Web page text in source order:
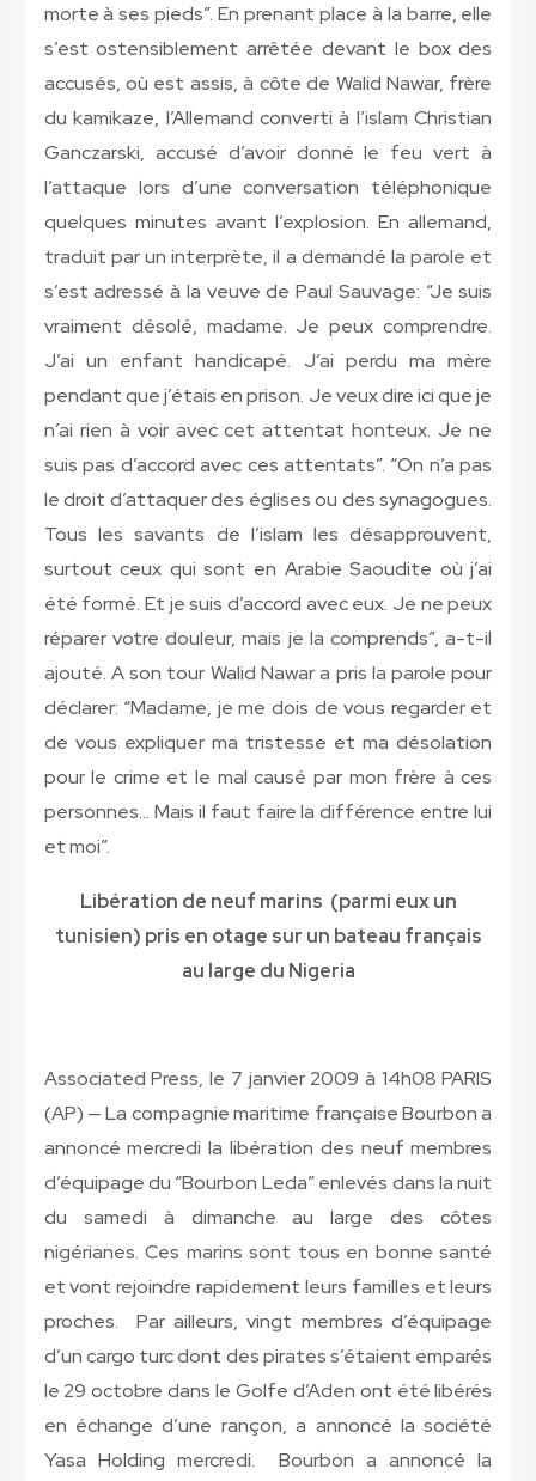
morte à ses pieds”. En prenant place à la barre, elle
s’est ostensiblement arrêtée devant le box des
accusés, où est assis, à côte de Walid Nawar, frère
du kamikaze, l’Allemand converti à l’islam Christian
Ganczarski, accusé d’avoir donné le feu vert à
l’attaque lors d’une conversation téléphonique
quelques minutes avant l’explosion. En allemand,
traduit par un interprète, il a demandé la parole et
s’est adressé à la veuve de Paul Sauvage: “Je suis
vraiment désolé, madame. Je peux comprendre.
J’ai un enfant handicapé. J’ai perdu ma mère
pendant que j’étais en prison. Je veux dire ici que je
n’ai rien à voir avec cet attentat honteux. Je ne
suis pas d’accord avec ces attentats”. “On n’a pas
le droit d’attaquer des églises ou des synagogues.
Tous les savants de l’islam les désapprouvent,
surtout ceux qui sont en Arabie Saoudite où j’ai
été formé. Et je suis d’accord avec eux. Je ne peux
réparer votre douleur, mais je la comprends”, a-t-il
ajouté. A son tour Walid Nawar a pris la parole pour
déclarer: “Madame, je me dois de vous regarder et
de vous expliquer ma tristesse et ma désolation
pour le crime et le mal causé par mon frère à ces
personnes… Mais il faut faire la différence entre lui
et moi”.
Libération de neuf marins (parmi eux un
tunisien) pris en otage sur un bateau français
au large du Nigeria
Associated Press, le 7 janvier 2009 à 14h08 PARIS
(AP) — La compagnie maritime française Bourbon a
annoncé mercredi la libération des neuf membres
d’équipage du “Bourbon Leda” enlevés dans la nuit
du samedi à dimanche au large des côtes
nigérianes. Ces marins sont tous en bonne santé
et vont rejoindre rapidement leurs familles et leurs
proches. Par ailleurs, vingt membres d’équipage
d’un cargo turc dont des pirates s’étaient emparés
le 29 octobre dans le Golfe d’Aden ont été libérés
en échange d’une rançon, a annoncé la société
Yasa Holding mercredi. Bourbon a annoncé la